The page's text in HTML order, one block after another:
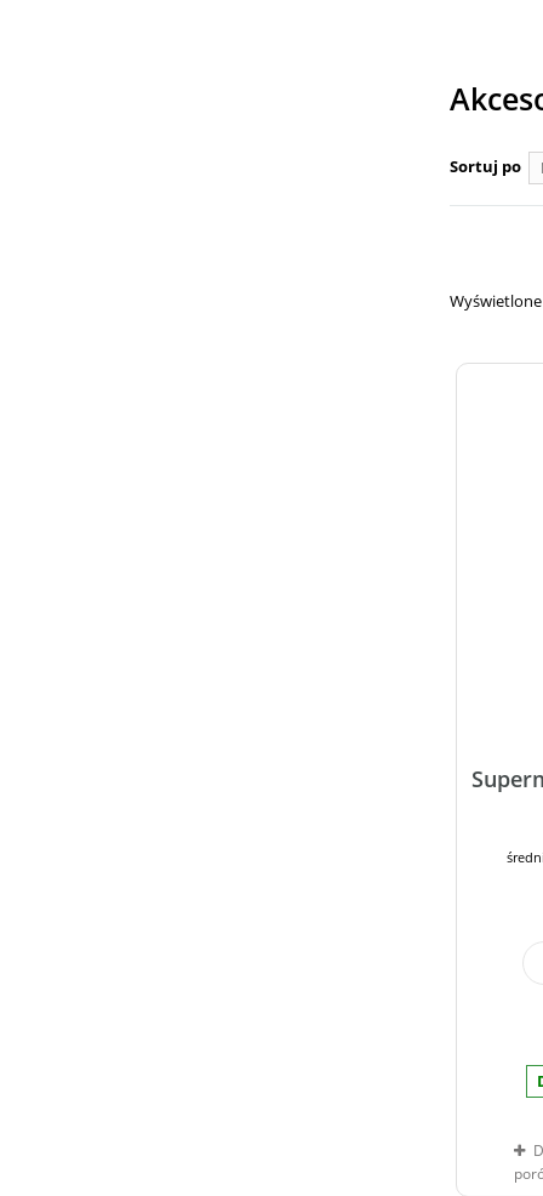
Sortuj po
Wyświetlone